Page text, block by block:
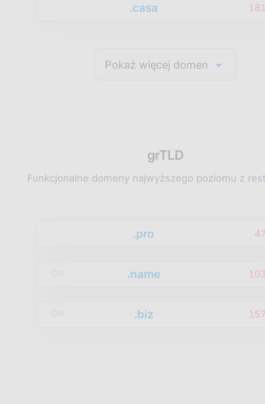
.casa
Pokaż więcej domen
grTLD
Funkcjonalne domeny najwyższego poziomu z
.pro
.name
.biz